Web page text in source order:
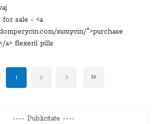
for sale - <a
sumycin/">purchase
a> flexeril pills
1 2 3
---- Publicitate ----